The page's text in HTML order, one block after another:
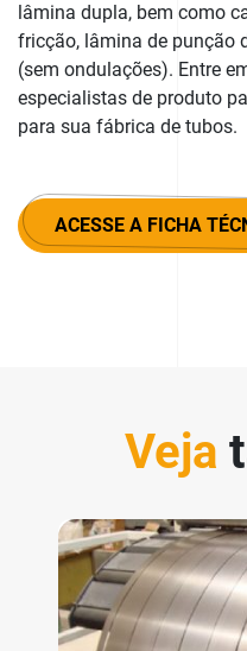
lâmina dupla, bem como
fricção, lâmina de punção
(sem ondulações). Entre
especialistas de produto
para sua fábrica de tubos.
ACESSE A FICHA
Veja